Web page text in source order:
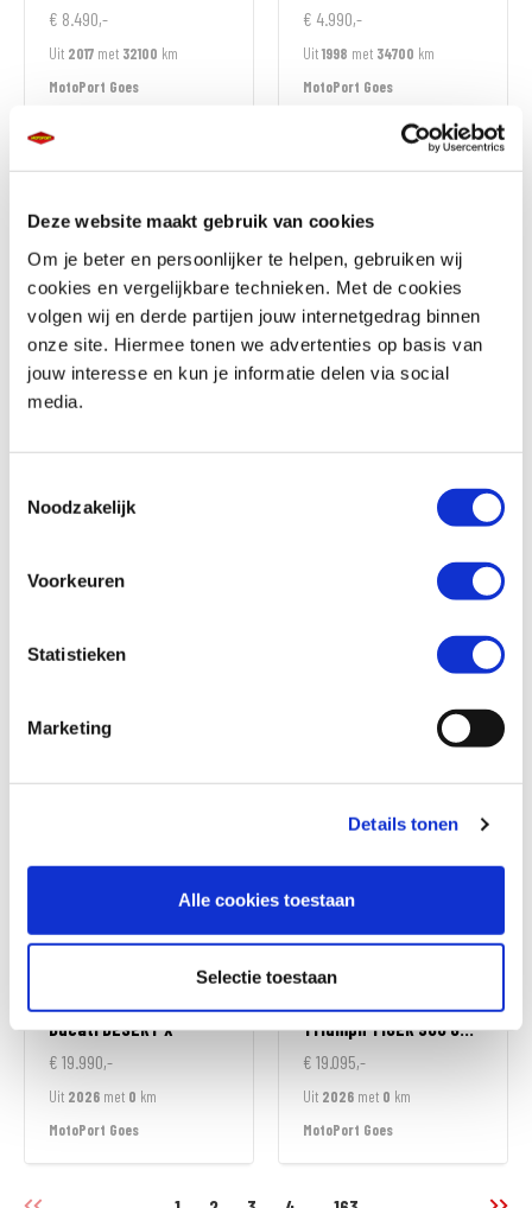
Deze website maakt gebruik van cookies
Om je beter en persoonlijker te helpen, gebruiken wij
cookies en vergelijkbare technieken. Met de cookies
volgen wij en derde partijen jouw internetgedrag binnen
onze site. Hiermee tonen we advertenties op basis van
jouw interesse en kun je informatie delen via social
media.
Noodzakelijk
Voorkeuren
Statistieken
Marketing
Details tonen
Alle cookies toestaan
Selectie toestaan
€ 8.490,-
Uit 2017 met 32100 km
MotoPort Goes
€ 4.990,-
Uit1998 met 34700 km
MotoPort Goes
Honda CB 1000 GT
€ 16.699,-
Uit2026
Honda
CBR 650 R
€ 11.799,-
MotoPort Wormerveer
MotoPort Wormerveer
DucatiDESERT X
€ 19.990,-
Uit 2026 met 0 km
MotoPort Goes
TriumphTIGER 900 GT ALPINE EDITION
€ 19.095,-
Uit 2026 met 0 km
MotoPort Goes